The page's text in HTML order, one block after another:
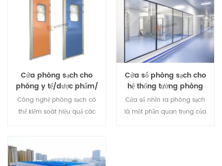
Cửa phòng sạch cho
phòng y tế/dược phẩm/
điện tử/phòng thí
nghiệm
Công nghệ phòng sạch có
thể kiểm soát hiệu quả các
khuẩn theo yêu cầu của
khách hàng, đồng thời đáp
Cửa sổ phòng sạch cho
hệ thống tường phòng
sạch công nghiệp
Cửa sổ nhìn ra phòng sạch
là một phần quan trọng của